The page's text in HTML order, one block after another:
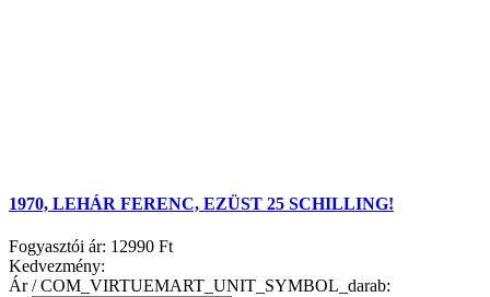
1970, LEHÁR FERENC, EZÜST 25 SCHILLING!
Fogyasztói ár: 12990 Ft
Kedvezmény:
Ár / COM_VIRTUEMART_UNIT_SYMBOL_darab: